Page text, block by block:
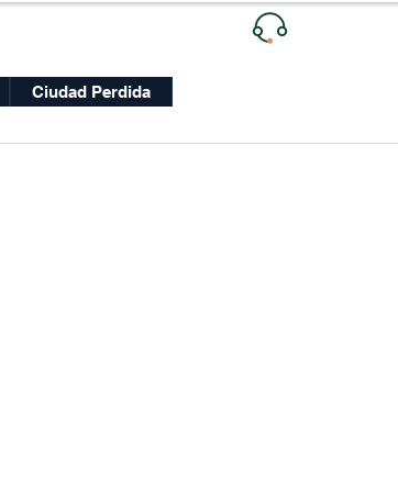
Ciudad Perdida